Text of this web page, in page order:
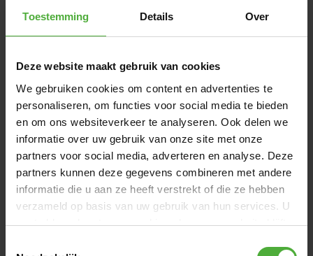
Toestemming Details Over
Deze website maakt gebruik van cookies
We gebruiken cookies om content en advertenties te
personaliseren, om functies voor social media te bieden
en om ons websiteverkeer te analyseren. Ook delen we
informatie over uw gebruik van onze site met onze
partners voor social media, adverteren en analyse. Deze
partners kunnen deze gegevens combineren met andere
informatie die u aan ze heeft verstrekt of die ze hebben
verzameld op basis van uw gebruik van hun services. U
gaat akkoord met onze cookies als u onze website blijft
years. The robust Beach wagon is made of wood, and is
available in two sizes: L (86x40x23 cm) and XL